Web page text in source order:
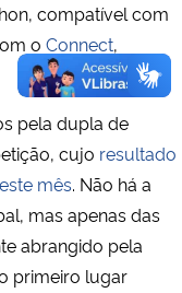
compatível com
o Connect,
pela dupla de
cujo resultado
mês. Não há a
mas apenas das
abrangido pela
primeiro lugar